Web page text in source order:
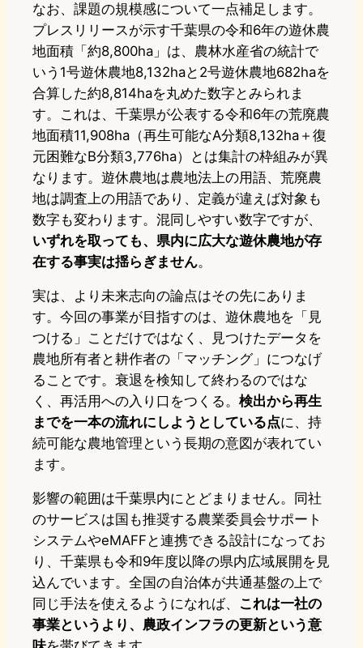
なお、課題の規模感について一点補足します。
プレスリリースが示す千葉県の令和6年の遊休農
地面積「約8,800ha」は、農林水産省の統計で
いう1号遊休農地8,132haと2号遊休農地682haを
合算した約8,814haを丸めた数字とみられま
す。これは、千葉県が公表する令和6年の荒廃農
地面積11,908ha（再生可能なA分類8,132ha＋復
元困難なB分類3,776ha）とは集計の枠組みが異
なります。遊休農地は農地法上の用語、荒廃農
地は調査上の用語であり、定義が違えば対象も
数字も変わります。混同しやすい数字ですが、
いずれを取っても、県内に広大な遊休農地が存
在する事実は揺らぎません。
実は、より未来志向の論点はその先にありま
す。今回の事業が目指すのは、遊休農地を「見
つける」ことだけではなく、見つけたデータを
農地所有者と耕作者の「マッチング」につなげ
ることです。衰退を検知して終わるのではな
く、再活用への入り口をつくる。 検出から再生
までを一本の流れにしようとしている点に、持
続可能な農地管理という長期の意図が表れてい
ます。
影響の範囲は千葉県内にとどまりません。同社
のサービスは国も推奨する農業委員会サポート
システムやeMAFFと連携できる設計になってお
り、千葉県も令和9年度以降の県内広域展開を見
込んでいます。全国の自治体が共通基盤の上で
同じ手法を使えるようになれば、 これは一社の
事業というより、農政インフラの更新という意